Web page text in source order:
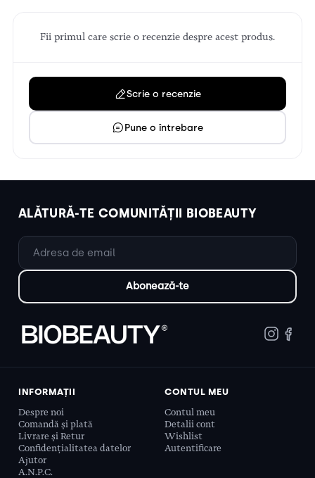
Fii primul care scrie o recenzie despre acest produs.
Scrie o recenzie
Pune o întrebare
ALĂTURĂ-TE COMUNITĂȚII BIOBEAUTY
INFORMAȚII
Despre noi
Comandă și plată
Livrare și Retur
Confidențialitatea datelor
Ajutor
A.N.P.C.
CONTUL MEU
Contul meu
Detalii cont
Wishlist
Autentificare